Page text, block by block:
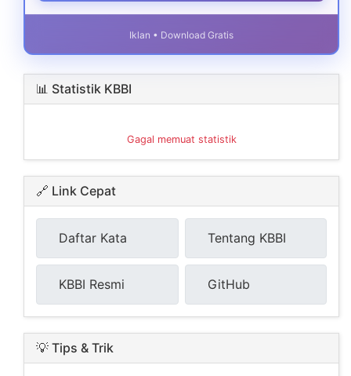
Iklan • Download Gratis
📊 Statistik KBBI
Gagal memuat statistik
🔗 Link Cepat
Daftar Kata Tentang KBBI
KBBI Resmi GitHub
💡 Tips & Trik